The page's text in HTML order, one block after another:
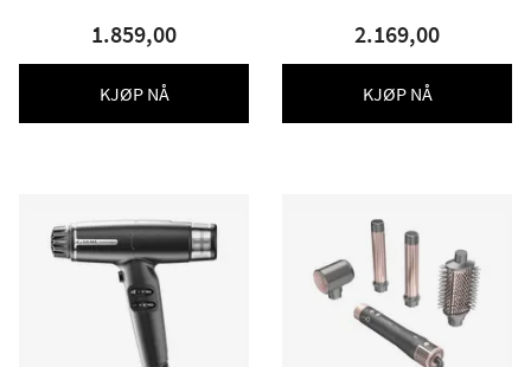
1.859,00
KJØP NÅ
2.169,00
KJØP NÅ